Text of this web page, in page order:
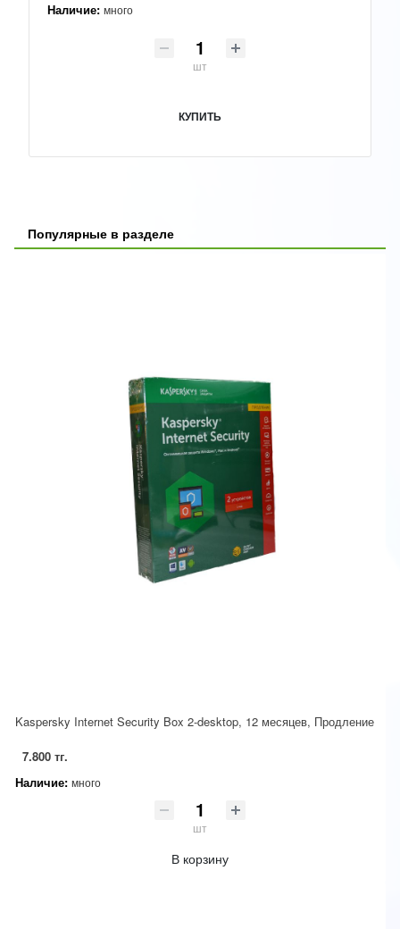
Наличие: много
шт
КУПИТЬ
Популярные в разделе
Kaspersky Internet Security Box 2-desktop, 12 месяцев, Продление
7.800 тг.
Наличие: много
шт
В корзину